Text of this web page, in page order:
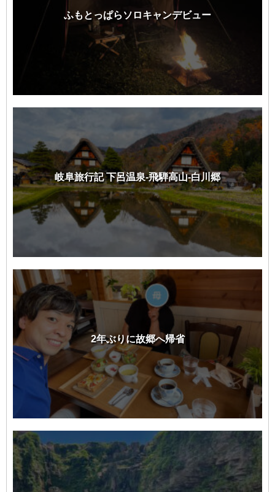
ふもとっぱらソロキャンデビュー
岐阜旅行記 下呂温泉-飛騨高山-白川郷
2年ぶりに故郷へ帰省